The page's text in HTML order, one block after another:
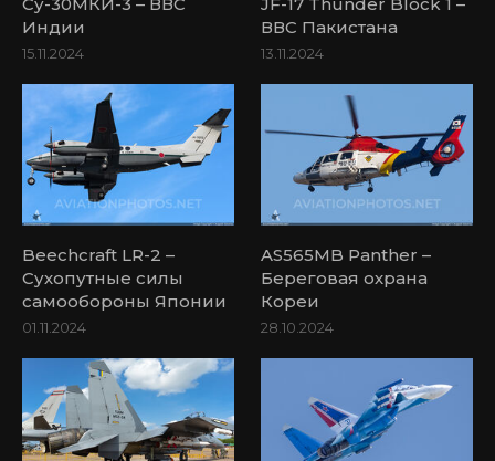
Су-30МКИ-3 – ВВС
Индии
15.11.2024
JF-17 Thunder Block 1 –
ВВС Пакистана
13.11.2024
Beechcraft LR-2 –
Сухопутные силы
самообороны Японии
01.11.2024
AS565MB Panther –
Береговая охрана
Кореи
28.10.2024